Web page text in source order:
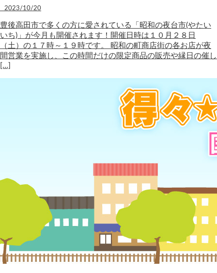
2023/10/20
豊後高田市で多くの方に愛されている「昭和の夜台市(やたい
いち)」が今月も開催されます！開催日時は１０月２８日
（土）の１７時～１９時です。 昭和の町商店街の各お店が夜
間営業を実施し、この時間だけの限定商品の販売や縁日の催し
[…]